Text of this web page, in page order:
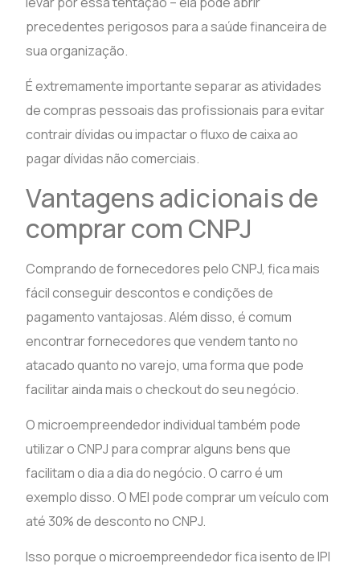
precedentes perigosos para a saúde financeira de
sua organização.
É extremamente importante separar as atividades
de compras pessoais das profissionais para evitar
contrair dívidas ou impactar o fluxo de caixa ao
pagar dívidas não comerciais.
Vantagens adicionais de
comprar com CNPJ
Comprando de fornecedores pelo CNPJ, fica mais
fácil conseguir descontos e condições de
pagamento vantajosas. Além disso, é comum
encontrar fornecedores que vendem tanto no
atacado quanto no varejo, uma forma que pode
facilitar ainda mais o checkout do seu negócio.
O microempreendedor individual também pode
utilizar o CNPJ para comprar alguns bens que
facilitam o dia a dia do negócio. O carro é um
exemplo disso. O MEI pode comprar um veículo com
até 30% de desconto no CNPJ.
Isso porque o microempreendedor fica isento de IPI